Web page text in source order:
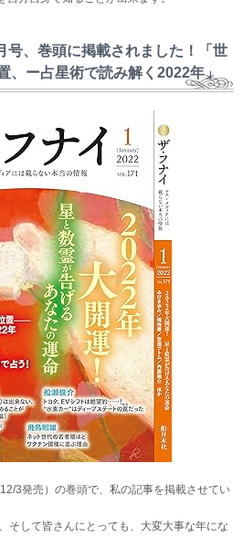
、巻頭に掲載されました！「世
、ー占星術で読み解く2022年」
3発売）の巻頭で、私の記事を掲載させてい
そして皆さんにとっても、大変大事な年にな